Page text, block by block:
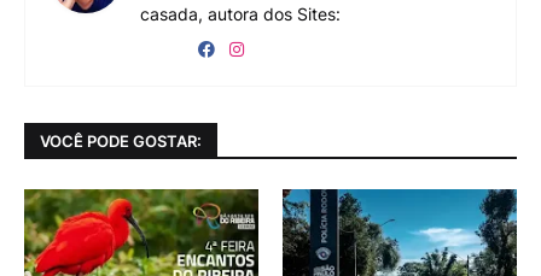
casada, autora dos Sites:
VOCÊ PODE GOSTAR: